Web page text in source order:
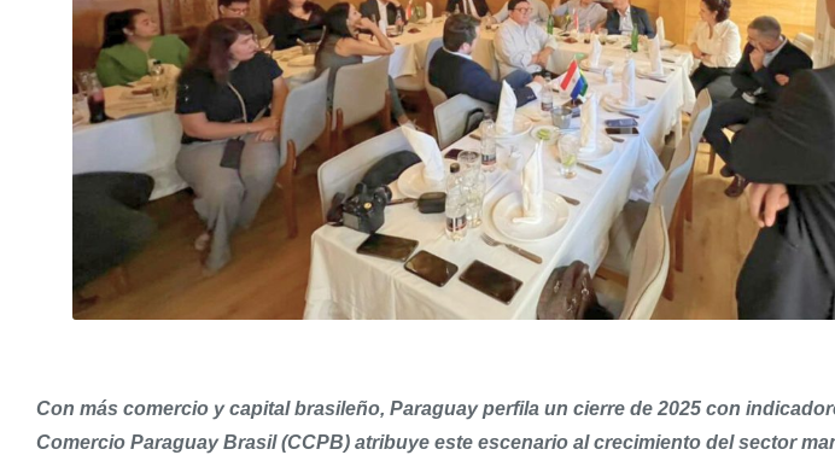
Con más comercio y capital brasileño, Paraguay perfila un cierre de 2025 con
Comercio Paraguay Brasil (CCPB) atribuye este escenario al crecimiento del sector